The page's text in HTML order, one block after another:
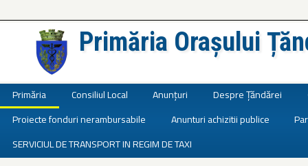
Primăria Orașului
Primăria Consiliul Local Anunțuri Despre Țăndărei
Proiecte fonduri nerambursabile
Anunturi achizitii publice
SERVICIUL DE TRANSPORT IN REGIM DE TAXI